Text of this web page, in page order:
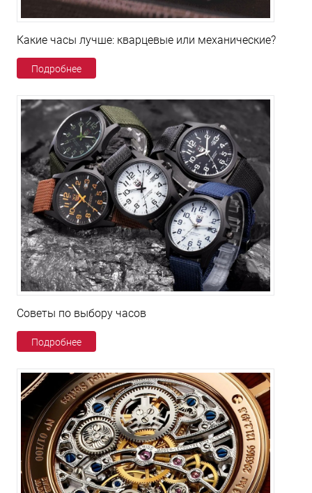
Какие часы лучше: кварцевые или механические?
Подробнее
Советы по выбору часов
Подробнее